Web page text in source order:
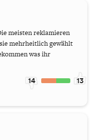
meisten reklamieren
mehrheitlich gewählt
was ihr
14 13